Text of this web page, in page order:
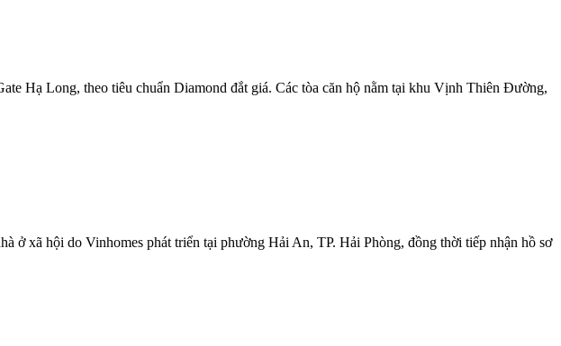
Hạ Long, theo tiêu chuẩn Diamond đắt giá. Các tòa căn hộ nằm tại khu Vịnh Thiên Đường,
ở xã hội do Vinhomes phát triển tại phường Hải An, TP. Hải Phòng, đồng thời tiếp nhận hồ sơ